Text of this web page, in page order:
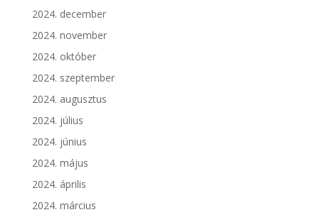
2024. december
2024. november
2024. október
2024. szeptember
2024. augusztus
2024. július
2024. június
2024. május
2024. április
2024. március